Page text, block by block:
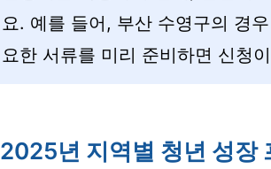
요. 예를 들어, 부산 수영구의 경
요한 서류를 미리 준비하면 신청
2025년 지역별 청년 성장